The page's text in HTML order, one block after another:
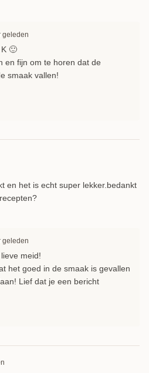
geleden
🙂
en fijn om te horen dat de
smaak vallen!
en het is echt super lekker.bedankt
geleden
meid!
het goed in de smaak is gevallen
Lief dat je een bericht